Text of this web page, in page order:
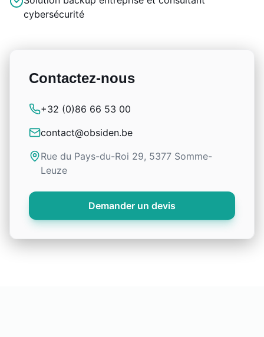
cybersécurité
Contactez-nous
+32 (0)86 66 53 00
contact@obsiden.be
Rue du Pays-du-Roi 29, 5377 Somme-
Leuze
Demander un devis